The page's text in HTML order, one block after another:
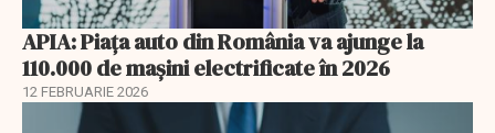
APIA: Piața auto din România va ajunge la
110.000 de mașini electrificate în 2026
12 FEBRUARIE 2026
EXCLUSIV